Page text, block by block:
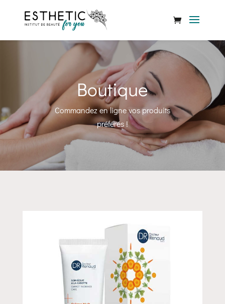
Boutique
Commandez en ligne vos produits
préférés !